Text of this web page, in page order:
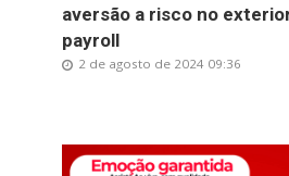
aversão a risco no
payroll
2 de agosto de 2024 09:36